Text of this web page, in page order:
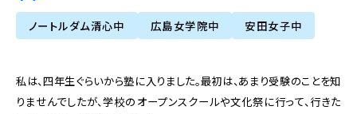
ノートルダム清心中 広島女学院中 安田女子中
私は、四年生ぐらいから塾に入りました。最初は、あまり受験のことを知
りませんでしたが、学校のオープンスクールや文化祭に行って、行きた